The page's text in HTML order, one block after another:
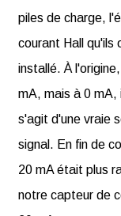
piles de charge,
courant Hall qu'ils
installé. À
mA, mais à 0 mA,
s'agit d'une vraie
signal. En fin de
20 mA était plus
notre capteur de